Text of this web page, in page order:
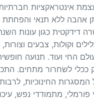
אינטראקציות
אהבה ללא תנאי והפחתת
דידקטית כגון עונות
וקולות, צבעים
החי ועוד. תנועה
ככלי לשחרור מתחים.
החינוכיות,
פורמלי, מתמודדי נפש,